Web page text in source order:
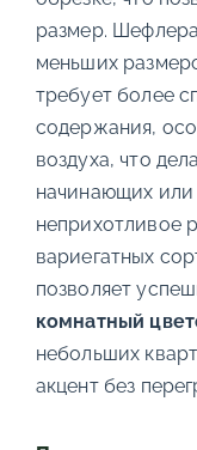
размер.
меньших
требует более
содержания,
воздуха, что
начинающих или
неприхотливое
вариегатных
позволяет
комнатный
небольших
акцент без